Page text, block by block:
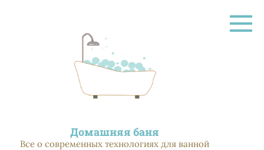
Домашняя баня
Все о современных технологиях для ванной